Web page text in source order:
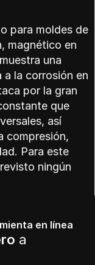
para moldes de
magnético en
una
a la corrosión en
por la gran
que
así
compresión,
Para este
ningún
en línea
a